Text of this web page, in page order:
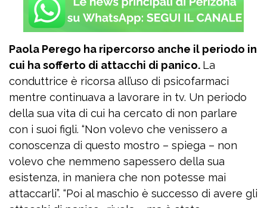
Paola Perego ha ripercorso anche il periodo in
cui ha sofferto di attacchi di panico. La
conduttrice è ricorsa all’uso di psicofarmaci
mentre continuava a lavorare in tv. Un periodo
della sua vita di cui ha cercato di non parlare
con i suoi figli. “Non volevo che venissero a
conoscenza di questo mostro – spiega – non
volevo che nemmeno sapessero della sua
esistenza, in maniera che non potesse mai
attaccarli”. “Poi al maschio è successo di avere gli